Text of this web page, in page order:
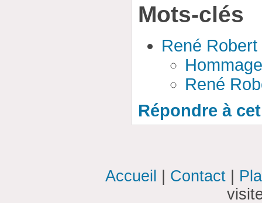
Mots-clés
René Robert
René
Répondre à
Accueil Contact